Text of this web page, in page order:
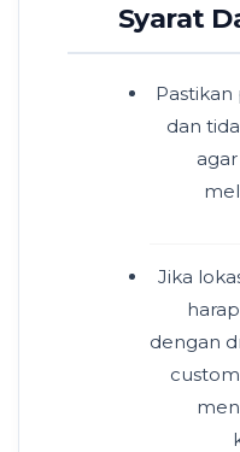
Syarat
Pastikan
dan
Jika
dengan